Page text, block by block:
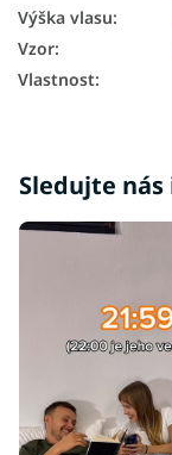
Výška vlasu:
Vzor:
Vlastnost:
Sledujte